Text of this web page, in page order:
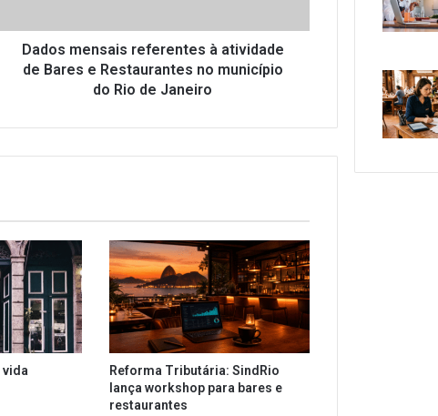
município
Dados mensais referentes à atividade
de Bares e Restaurantes no município
do Rio de Janeiro
vida
Reforma Tributária: SindRio
lança workshop para bares e
restaurantes